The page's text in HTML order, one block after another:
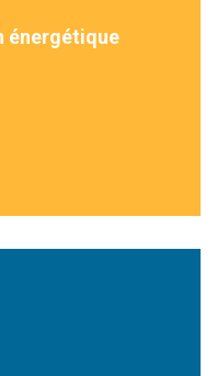
énergétique